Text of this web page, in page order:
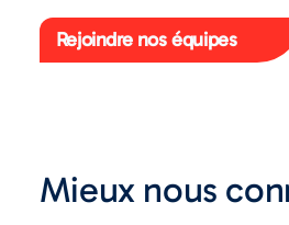
Rejoindre nos équipes
Mieux nous